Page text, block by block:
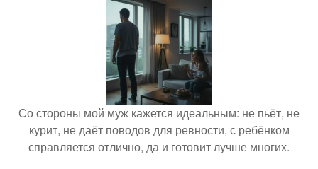
Со стороны мой муж кажется идеальным: не пьёт, не
курит, не даёт поводов для ревности, с ребёнком
справляется отлично, да и готовит лучше многих.